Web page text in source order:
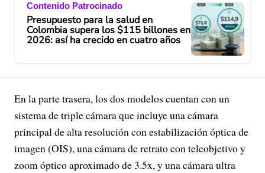
Contenido Patrocinado
Presupuesto para la salud en
Colombia supera los $115 billones en
2026: así ha crecido en cuatro años
En la parte trasera, los dos modelos cuentan con un
sistema de triple cámara que incluye una cámara
principal de alta resolución con estabilización óptica de
imagen (OIS), una cámara de retrato con teleobjetivo y
zoom óptico aproximado de 3.5x, y una cámara ultra